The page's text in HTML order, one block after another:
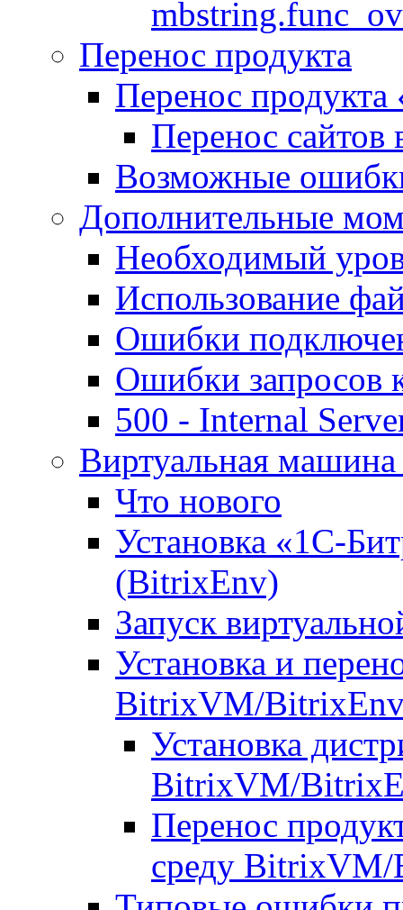
Перенос продукта
Перенос продукта
Перенос сайтов
Возможные
Дополнительные
Необходимый
Использование
Ошибки
Ошибки запросов
500 - Internal
Виртуальная
Что нового
Установка «1С-
(BitrixEnv)
Запуск
Установка и
BitrixVM/
Установка
BitrixVM/
Перенос
среду